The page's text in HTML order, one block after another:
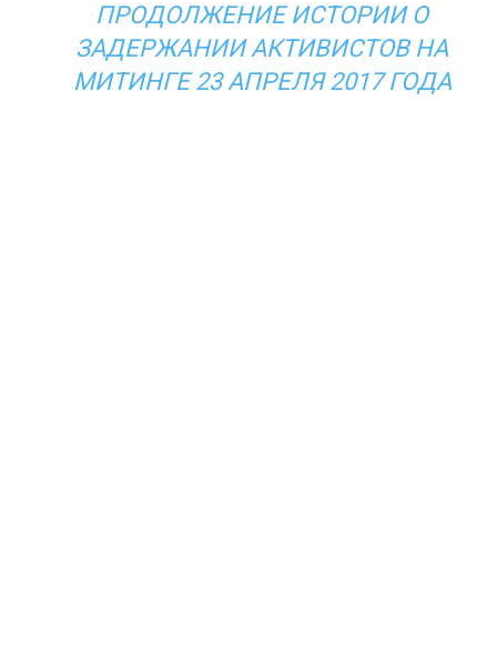
ПРОДОЛЖЕНИЕ ИСТОРИИ О
ЗАДЕРЖАНИИ АКТИВИСТОВ НА
МИТИНГЕ 23 АПРЕЛЯ 2017 ГОДА